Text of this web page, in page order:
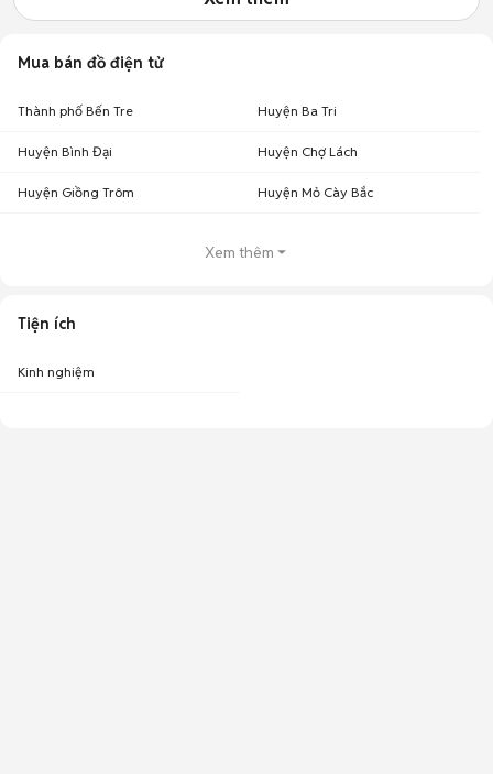
Mua bán đồ điện tử
Thành phố Bến Tre Huyện Ba Tri
Huyện Bình Đại Huyện Chợ Lách
Huyện Giồng Trôm Huyện Mỏ Cày Bắc
Xem thêm
Tiện ích
Kinh nghiệm